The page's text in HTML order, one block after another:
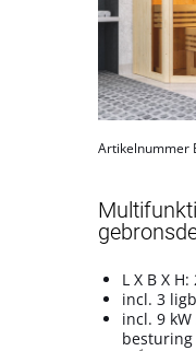
Artikelnummer
L X B X
incl. 3
incl. 9
besturing